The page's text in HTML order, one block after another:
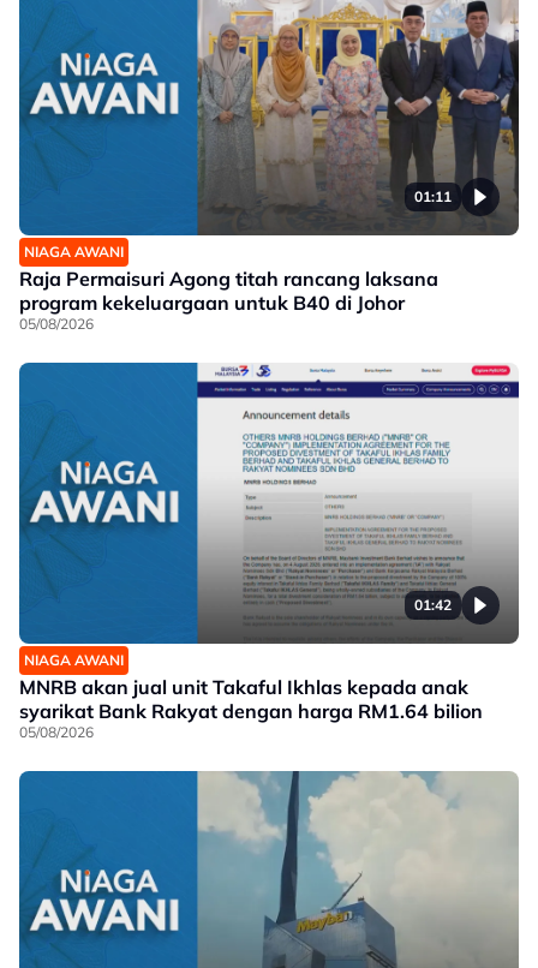
01:11
NIAGA AWANI
Raja Permaisuri Agong titah rancang laksana
program kekeluargaan untuk B40 di Johor
05/08/2026
01:42
NIAGA AWANI
MNRB akan jual unit Takaful Ikhlas kepada anak
syarikat Bank Rakyat dengan harga RM1.64 bilion
05/08/2026